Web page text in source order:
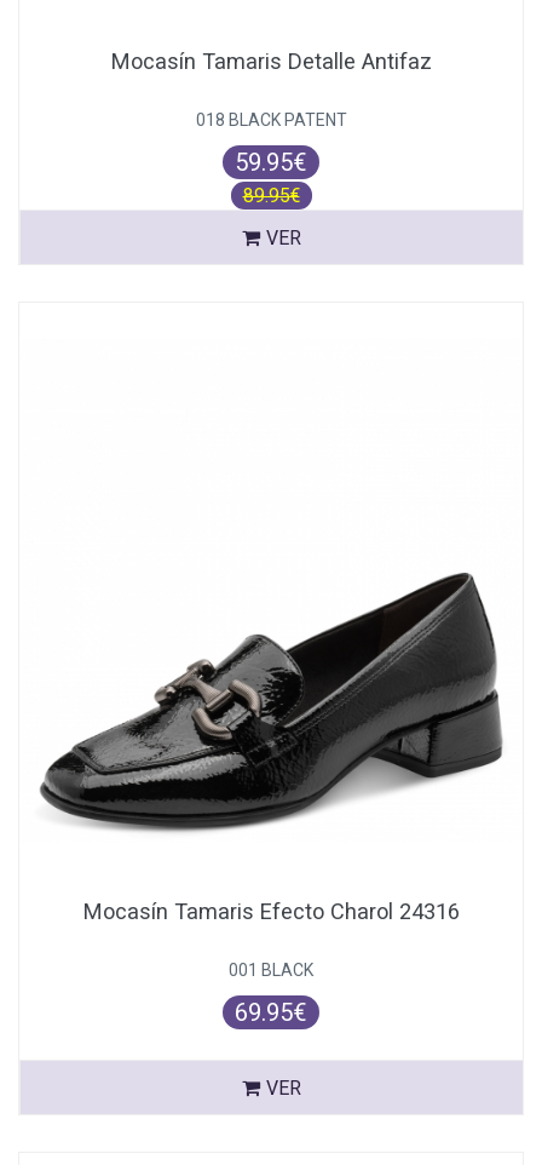
Mocasín Tamaris Detalle Antifaz
018 BLACK PATENT
59.95€
89.95€
VER
Mocasín Tamaris Efecto Charol 24316
001 BLACK
69.95€
VER